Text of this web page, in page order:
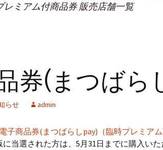
レミアム付商品券 販売店舗一覧
券(まつばら
らせ admin
電子商品券(まつばらしpay)（臨時プレミアム
当選された方は、5月31日までに購入いた